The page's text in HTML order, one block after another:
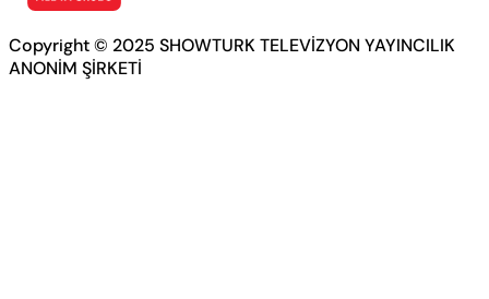
Copyright © 2025 SHOWTURK TELEVİZYON YAYINCILIK
ANONİM ŞİRKETİ